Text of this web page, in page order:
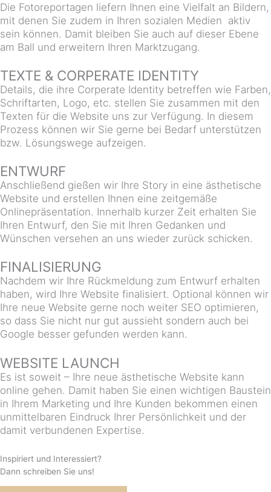
Die Fotoreportagen liefern Ihnen eine Vielfalt an Bildern,
mit denen Sie zudem in Ihren sozialen Medien aktiv
sein können. Damit bleiben Sie auch auf dieser Ebene
am Ball und erweitern Ihren Marktzugang.
TEXTE & CORPERATE IDENTITY
Details, die ihre Corperate Identity betreffen wie Farben,
Schriftarten, Logo, etc. stellen Sie zusammen mit den
Texten für die Website uns zur Verfügung. In diesem
Prozess können wir Sie gerne bei Bedarf unterstützen
bzw. Lösungswege aufzeigen.
ENTWURF
Anschließend gießen wir Ihre Story in eine ästhetische
Website und erstellen Ihnen eine zeitgemäße
Onlinepräsentation. Innerhalb kurzer Zeit erhalten Sie
Ihren Entwurf, den Sie mit Ihren Gedanken und
Wünschen versehen an uns wieder zurück schicken.
FINALISIERUNG
Nachdem wir Ihre Rückmeldung zum Entwurf erhalten
haben, wird Ihre Website finalisiert. Optional können wir
Ihre neue Website gerne noch weiter SEO optimieren,
so dass Sie nicht nur gut aussieht sondern auch bei
Google besser gefunden werden kann.
WEBSITE LAUNCH
Es ist soweit – Ihre neue ästhetische Website kann
online gehen. Damit haben Sie einen wichtigen Baustein
in Ihrem Marketing und Ihre Kunden bekommen einen
unmittelbaren Eindruck Ihrer Persönlichkeit und der
damit verbundenen Expertise.
Inspiriert und Interessiert?
Dann schreiben Sie uns!